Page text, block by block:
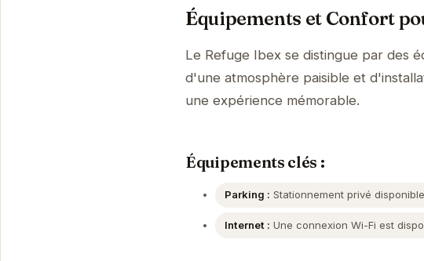
Équipements et Confort
Le Refuge Ibex se distingue par des
d'une atmosphère paisible et
une expérience mémorable.
Équipements clés :
Parking : Stationnement privé
Internet : Une connexion Wi-Fi est